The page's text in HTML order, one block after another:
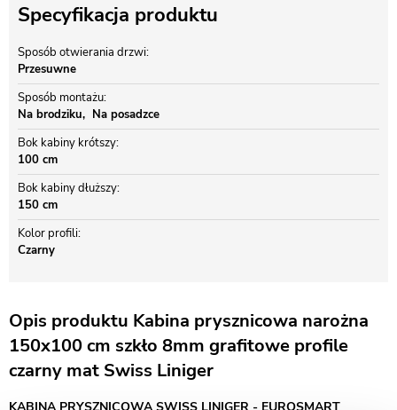
Specyfikacja produktu
Sposób otwierania drzwi
Przesuwne
Sposób montażu
Na brodziku
Na posadzce
Bok kabiny krótszy
100 cm
Bok kabiny dłuższy
150 cm
Kolor profili
Czarny
Opis produktu Kabina prysznicowa narożna
150x100 cm szkło 8mm grafitowe profile
czarny mat Swiss Liniger